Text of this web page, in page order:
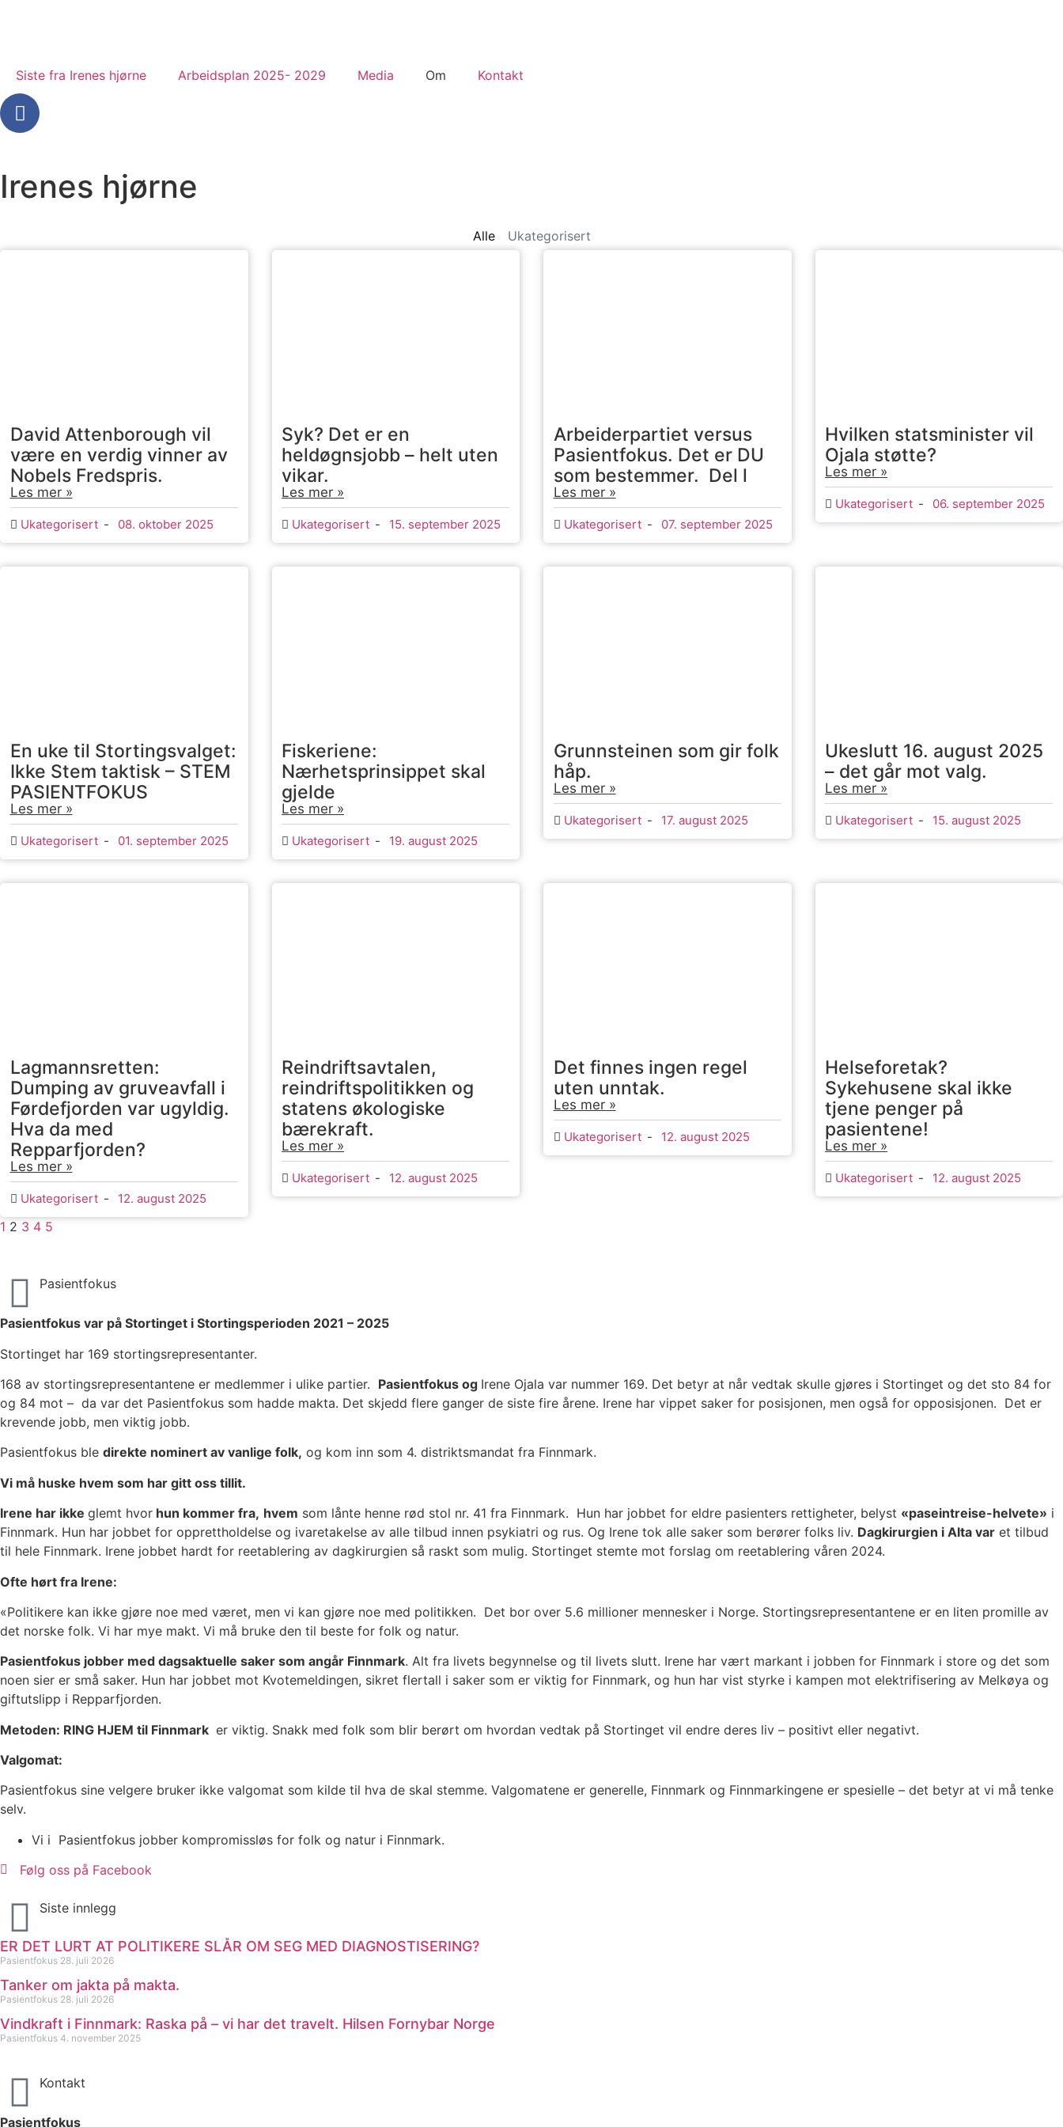
Siste fra Irenes hjørne Arbeidsplan 2025- 2029 Media Om Kontakt
Irenes hjørne
Ukategorisert
Alle
David Attenborough vil
være en verdig vinner av
Nobels Fredspris.
Les mer »
Ukategorisert - 08. oktober 2025
Syk? Det er en
heldøgnsjobb – helt uten
vikar.
Les mer »
Ukategorisert - 15. september 2025
Arbeiderpartiet versus
Pasientfokus. Det er DU
som bestemmer. Del l
Les mer »
Ukategorisert - 07. september 2025
Hvilken statsminister vil
Ojala støtte?
Les mer »
Ukategorisert - 06. september 2025
En uke til Stortingsvalget:
Ikke Stem taktisk – STEM
PASIENTFOKUS
Les mer »
Ukategorisert - 01. september 2025
Fiskeriene:
Nærhetsprinsippet skal
gjelde
Les mer »
Ukategorisert - 19. august 2025
Grunnsteinen som gir folk
håp.
Les mer »
Ukategorisert - 17. august 2025
Ukeslutt 16. august 2025
– det går mot valg.
Les mer »
Ukategorisert - 15. august 2025
Lagmannsretten:
Dumping av gruveavfall i
Førdefjorden var ugyldig.
Hva da med
Repparfjorden?
Les mer »
Ukategorisert - 12. august 2025
Reindriftsavtalen,
reindriftspolitikken og
statens økologiske
bærekraft.
Les mer »
Ukategorisert - 12. august 2025
Det finnes ingen regel
uten unntak.
Les mer »
Ukategorisert - 12. august 2025
Helseforetak?
Sykehusene skal ikke
tjene penger på
pasientene!
Les mer »
Ukategorisert - 12. august 2025
1 2 3 4 5
Pasientfokus
Pasientfokus var på Stortinget i Stortingsperioden 2021 – 2025
Stortinget har 169 stortingsrepresentanter.
168 av stortingsrepresentantene er medlemmer i ulike partier. Pasientfokus og Irene Ojala var nummer 169. Det betyr at når vedtak skulle gjøres i Stortinget og det sto 84 for
og 84 mot – da var det Pasientfokus som hadde makta. Det skjedd flere ganger de siste fire årene. Irene har vippet saker for posisjonen, men også for opposisjonen. Det er
krevende jobb, men viktig jobb.
Pasientfokus ble direkte nominert av vanlige folk, og kom inn som 4. distriktsmandat fra Finnmark.
Vi må huske hvem som har gitt oss tillit.
Irene har ikke glemt hvor hun kommer fra, hvem som lånte henne rød stol nr. 41 fra Finnmark. Hun har jobbet for eldre pasienters rettigheter, belyst «paseintreise-helvete» i
Finnmark. Hun har jobbet for opprettholdelse og ivaretakelse av alle tilbud innen psykiatri og rus. Og Irene tok alle saker som berører folks liv. Dagkirurgien i Alta var et tilbud
til hele Finnmark. Irene jobbet hardt for reetablering av dagkirurgien så raskt som mulig. Stortinget stemte mot forslag om reetablering våren 2024.
Ofte hørt fra Irene:
«Politikere kan ikke gjøre noe med været, men vi kan gjøre noe med politikken. Det bor over 5.6 millioner mennesker i Norge. Stortingsrepresentantene er en liten promille av
det norske folk. Vi har mye makt. Vi må bruke den til beste for folk og natur.
Pasientfokus jobber med dagsaktuelle saker som angår Finnmark. Alt fra livets begynnelse og til livets slutt. Irene har vært markant i jobben for Finnmark i store og det som
noen sier er små saker. Hun har jobbet mot Kvotemeldingen, sikret flertall i saker som er viktig for Finnmark, og hun har vist styrke i kampen mot elektrifisering av Melkøya og
giftutslipp i Repparfjorden.
Metoden: RING HJEM til Finnmark er viktig. Snakk med folk som blir berørt om hvordan vedtak på Stortinget vil endre deres liv – positivt eller negativt.
Valgomat:
Pasientfokus sine velgere bruker ikke valgomat som kilde til hva de skal stemme. Valgomatene er generelle, Finnmark og Finnmarkingene er spesielle – det betyr at vi må tenke
selv.
Vi i Pasientfokus jobber kompromissløs for folk og natur i Finnmark.
Følg oss på Facebook
Siste innlegg
ER DET LURT AT POLITIKERE SLÅR OM SEG MED DIAGNOSTISERING?
Pasientfokus 28. juli 2026
Tanker om jakta på makta.
Pasientfokus 28. juli 2026
Vindkraft i Finnmark: Raska på – vi har det travelt. Hilsen Fornybar Norge
Pasientfokus 4. november 2025
Kontakt
Pasientfokus